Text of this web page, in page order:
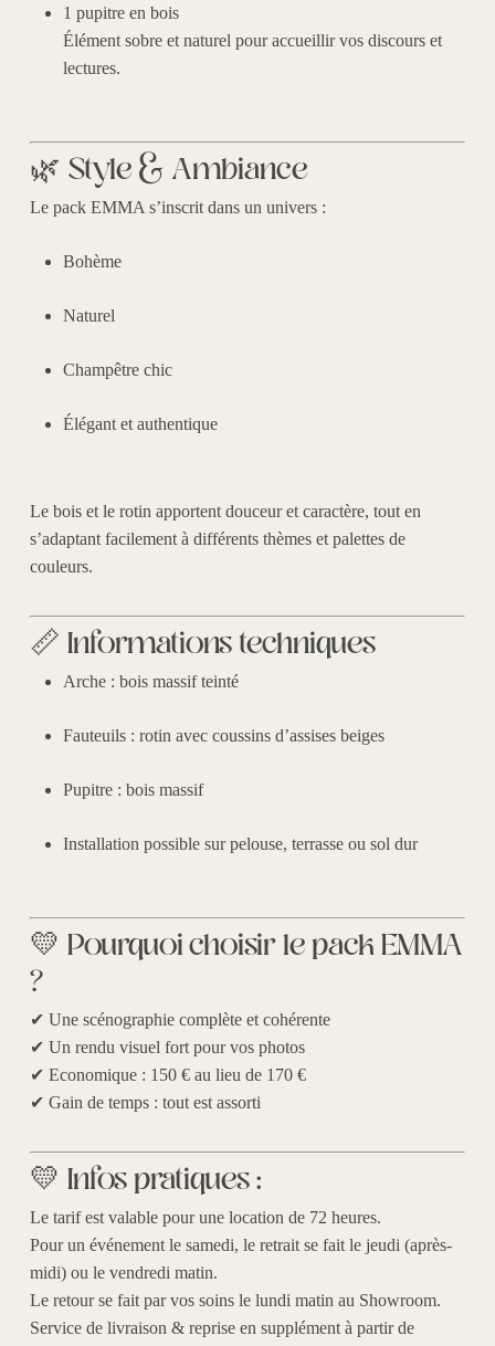
1 pupitre en bois
Élément sobre et naturel pour accueillir vos discours et
lectures.
🌿 Style & Ambiance
Le pack EMMA s’inscrit dans un univers :
Bohème
Naturel
Champêtre chic
Élégant et authentique
Le bois et le rotin apportent douceur et caractère, tout en
s’adaptant facilement à différents thèmes et palettes de
couleurs.
📏 Informations techniques
Arche : bois massif teinté
Fauteuils : rotin avec coussins d’assises beiges
Pupitre : bois massif
Installation possible sur pelouse, terrasse ou sol dur
💛 Pourquoi choisir le pack EMMA
?
✔ Une scénographie complète et cohérente
✔ Un rendu visuel fort pour vos photos
✔ Economique : 150 € au lieu de 170 €
✔ Gain de temps : tout est assorti
💛 Infos pratiques :
Le tarif est valable pour une location de 72 heures.
Pour un événement le samedi, le retrait se fait le jeudi (après-
midi) ou le vendredi matin.
Le retour se fait par vos soins le lundi matin au Showroom.
Service de livraison & reprise en supplément à partir de